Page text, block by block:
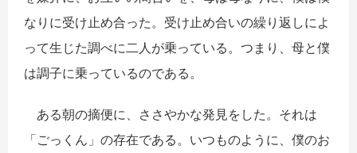
なりに受け止め合った。受け止め合いの繰り返しによ
って生じた調べに二人が乗っている。つまり、母と僕
は調子に乗っているのである。
ある朝の摘便に、ささやかな発見をした。それは
「ごっくん」の存在である。いつものように、僕のお